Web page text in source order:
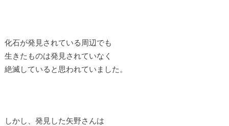
化石が発見されている周辺でも
生きたものは発見されていなく
絶滅していると思われていました。
しかし、発見した矢野さんは